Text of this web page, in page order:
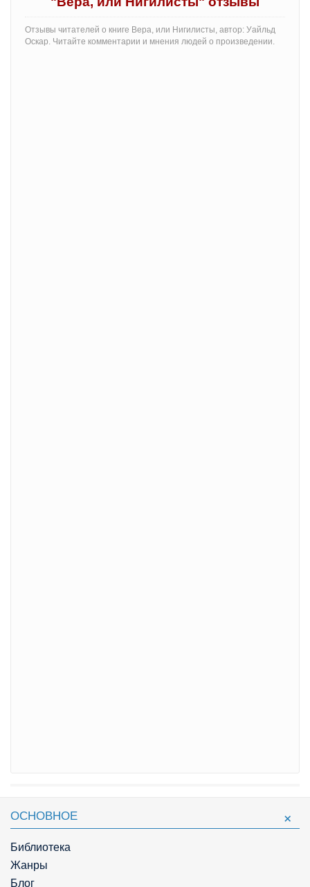
Отзывы читателей о книге Вера, или Нигилисты, автор: Уайльд
Оскар. Читайте комментарии и мнения людей о произведении.
ОСНОВНОЕ
Библиотека
Жанры
Блог